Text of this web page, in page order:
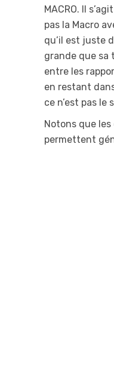
MACRO. Il
pas la Macro
qu’il est juste
grande que sa
entre les
en restant
ce n’est pas
Notons que
permettent